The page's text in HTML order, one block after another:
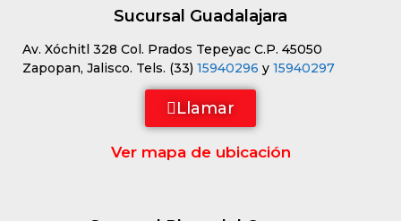
Sucursal Guadalajara
Av. Xóchitl 328 Col. Prados Tepeyac C.P. 45050
Zapopan, Jalisco. Tels. (33) 15940296 y 15940297
Llamar
Ver mapa de ubicación